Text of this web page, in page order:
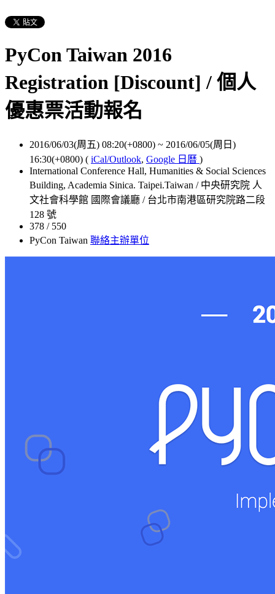
PyCon Taiwan 2016
Registration [Discount] / 個人
優惠票活動報名
2016/06/03(周五) 08:20(+0800) ~ 2016/06/05(周日)
16:30(+0800) ( iCal/Outlook, Google 日曆 )
International Conference Hall, Humanities & Social Sciences
Building, Academia Sinica. Taipei.Taiwan / 中央研究院 人
文社會科學館 國際會議廳 / 台北市南港區研究院路二段
128 號
378 / 550
PyCon Taiwan 聯絡主辦單位